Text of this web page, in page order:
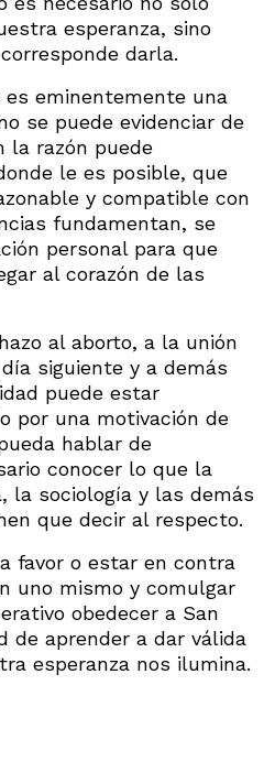
esperanza, sino
darla.
es eminentemente una
se puede evidenciar de
la razón puede
le es posible, que
y compatible con
fundamentan, se
personal para que
al corazón de las
al aborto, a la unión
siguiente y a demás
puede estar
por una motivación de
hablar de
conocer lo que la
la sociología y las demás
que decir al respecto.
favor o estar en contra
uno mismo y comulgar
obedecer a San
de aprender a dar válida
esperanza nos ilumina.